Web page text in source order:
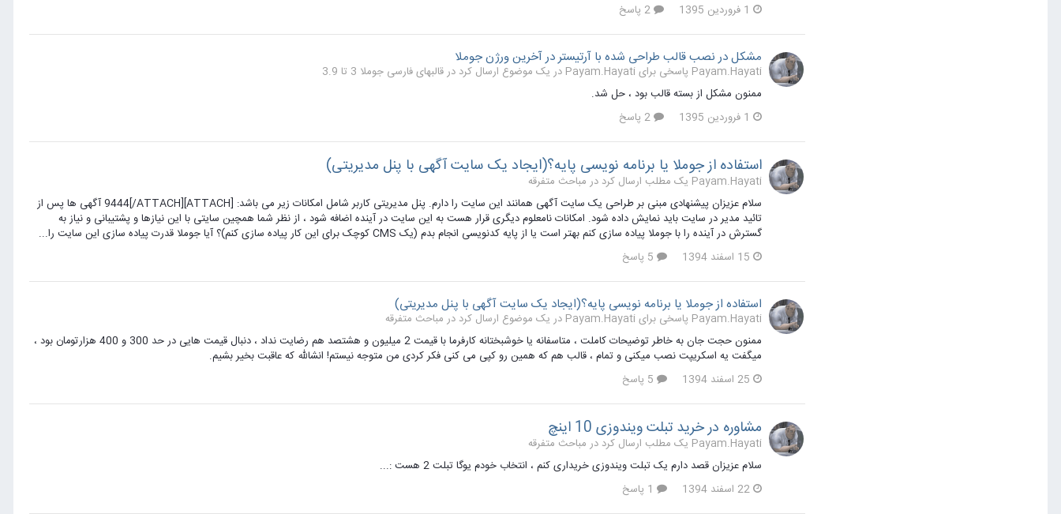
1 فروردین 1395
مشکل در نصب قالب طراحی شده با آرتیستر در آخرین ورژن جوملا
Payam.Hayati پاسخی برای Payam.Hayati در یک موضوع ارسال کرد در
قالبهای فارسی جوملا 3 تا 3.9
ممنون مشکل از بسته قالب بود ، حل شد.
1 فروردین 1395
استفاده از جوملا یا برنامه نویسی پایه؟(ایجاد یک سایت آگهی با پنل مدیریتی)
Payam.Hayati یک مطلب ارسال کرد در
مباحث متفرقه
سلام عزیزان پیشنهادی مبنی بر طراحی یک سایت آگهی همانند این سایت را دارم. پنل مدیریتی کاربر شامل امکانات زیر می باشد: [ATTACH]9444[/ATTACH] آگهی ها پس از
تائید مدیر در سایت باید نمایش داده شود. امکانات نامعلوم دیگری قرار هست به این سایت در آینده اضافه شود ، از نظر شما همچین سایتی با این نیازها و پشتیبانی و نیاز به
گسترش در آینده را با جوملا پیاده سازی کنم بهتر است یا از پایه کدنویسی انجام بدم (یک CMS کوچک برای این کار پیاده سازی کنم)؟ آیا جوملا قدرت پیاده سازی این سایت را...
15 اسفند 1394
استفاده از جوملا یا برنامه نویسی پایه؟(ایجاد یک سایت آگهی با پنل مدیریتی)
Payam.Hayati پاسخی برای Payam.Hayati در یک موضوع ارسال کرد در
مباحث متفرقه
ممنون حجت جان به خاطر توضیحات کاملت ، متاسفانه یا خوشبختانه کارفرما با قیمت 2 میلیون و هشتصد هم رضایت نداد ، دنبال قیمت هایی در حد 300 و 400 هزارتومان بود ،
میگفت یه اسکریپت نصب میکنی و تمام ، قالب هم که همین رو کپی می کنی فکر کردی من متوجه نیستم! انشالله که عاقبت بخیر بشیم.
25 اسفند 1394
مشاوره در خرید تبلت ویندوزی 10 اینچ
Payam.Hayati یک مطلب ارسال کرد در
مباحث متفرقه
سلام عزیزان قصد دارم یک تبلت ویندوزی خریداری کنم ، انتخاب خودم یوگا تبلت 2 هست :...
22 اسفند 1394